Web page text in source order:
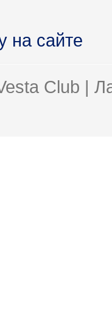
на сайте
Club |